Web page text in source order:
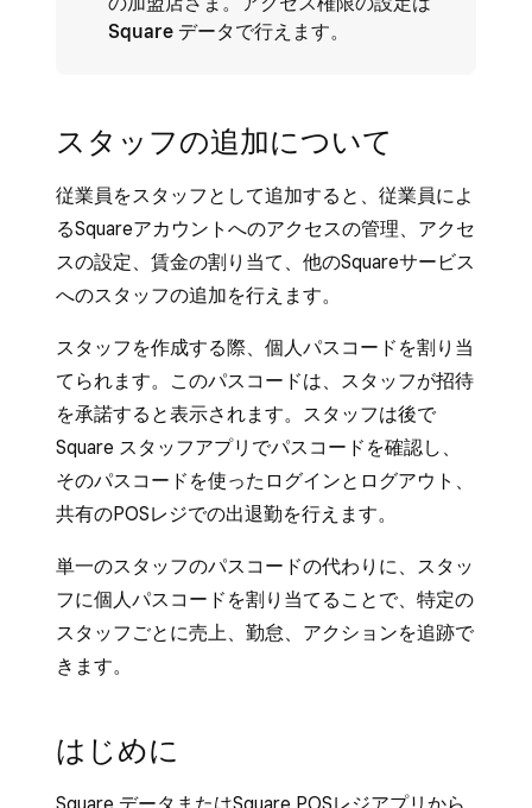
Square データで行えます。
スタッフの追加について
従業員をスタッフとして追加すると、従業員によ
るSquareアカウントへのアクセスの管理、アクセ
スの設定、賃金の割り当て、他のSquareサービス
へのスタッフの追加を行えます。
スタッフを作成する際、個人パスコードを割り当
てられます。このパスコードは、スタッフが招待
を承諾すると表示されます。スタッフは後で
Square スタッフアプリでパスコードを確認し、
そのパスコードを使ったログインとログアウト、
共有のPOSレジでの出退勤を行えます。
単一のスタッフのパスコードの代わりに、スタッ
フに個人パスコードを割り当てることで、特定の
スタッフごとに売上、勤怠、アクションを追跡で
きます。
はじめに